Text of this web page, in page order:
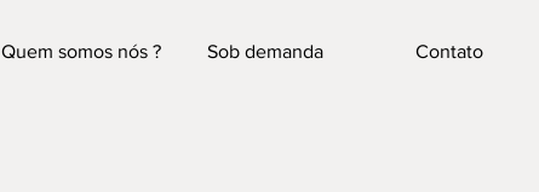
Quem somos nós ? Sob demanda Contato